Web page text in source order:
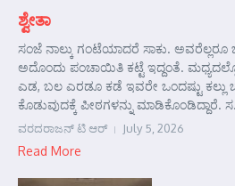
ಶ್ವೇತಾ
ಸಂಜೆ ನಾಲ್ಕು ಗಂಟೆಯಾದರೆ ಸಾಕು. ಅವರೆಲ್ಲರೂ
ಅದೊಂದು ಪಂಚಾಯಿತಿ ಕಟ್ಟೆ ಇದ್ದಂತೆ.
ಎಡ, ಬಲ ಎರಡೂ ಕಡೆ ಇವರೇ ಒಂದಷ್ಟು ಕಲ್ಲು
ಕೊಡುವುದಕ್ಕೆ ಪೀಠಗಳನ್ನು ಮಾಡಿಕೊಂಡಿದ್ದಾರೆ.
ವರದರಾಜನ್ ಟಿ ಆರ್ July 5, 2026
Read More